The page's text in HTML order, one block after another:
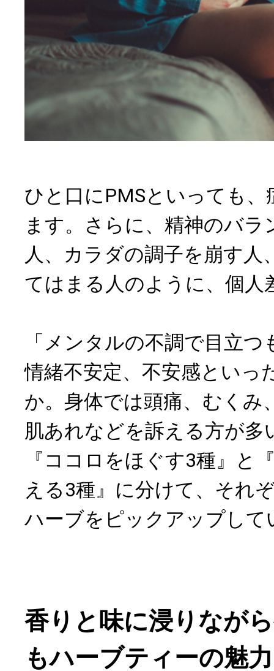
ひと口にPMSといっても
ます。さらに、精神のバ
人、カラダの調子を崩す人
てはまる人のように、個人
「メンタルの不調で目立
情緒不安定、不安感といっ
か。身体では頭痛、むくみ
肌あれなどを訴える方が多
『ココロをほぐす3種』と
える3種』に分けて、それ
ハーブをピックアップして
香りと味に浸りなが
もハーブティーの魅力